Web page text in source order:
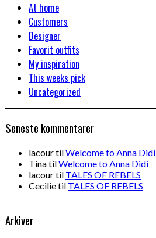
At home
Customers
Designer
Favorit outfits
My inspiration
This weeks pick
Uncategorized
Seneste kommentarer
lacourtilWelcome to Anna Didi
TinatilWelcome to Anna Didi
lacourtil TALES OF REBELS
Cecilietil TALES OF REBELS
Arkiver